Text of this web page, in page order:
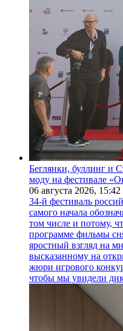
Беглянки, буллинг и
моду на фестивале
06 августа 2026, 15:42
34-й фестиваль
самого начала
том числе и потому,
программе фильмы
яростный взгляд на
высказанному на
жюри игрового
чтобы мы увидели